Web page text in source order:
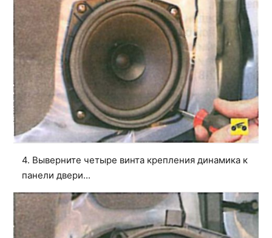
4. Выверните четыре винта крепления динамика к
панели двери...